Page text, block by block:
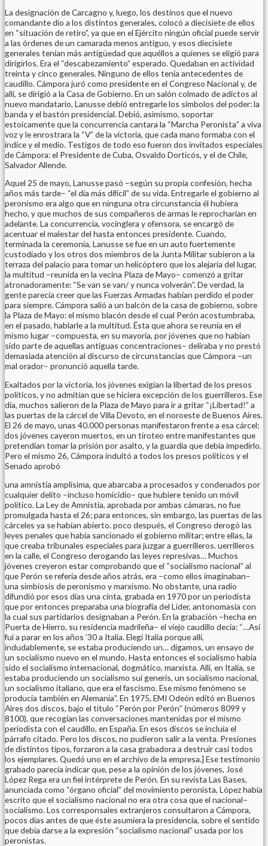
La designación de Carcagno y, luego, los destinos que el nuevo
comandante dio a los distintos generales, colocó a diecisiete de ellos
en “situación de retiro”, ya que en el Ejército ningún oficial puede servir
a las órdenes de un camarada menos antiguo, y esos diecisiete
generales tenían más antigüedad que aquéllos a quienes se eligió para
dirigirlos. Era el “descabezamiento” esperado. Quedaban en actividad
treinta y cinco generales. Ninguno de ellos tenía antecedentes de
caudillo. Cámpora juró como presidente en el Congreso Nacional y, de
allí, se dirigió a la Casa de Gobierno. En un salón colmado de adictos al
nuevo mandatario, Lanusse debió entregarle los símbolos del poder: la
banda y el bastón presidencial. Debió, asimismo, soportar
estoicamente que la concurrencia cantara la “Marcha Peronista” a viva
voz y le enrostrara la “V” de la victoria, que cada mano formaba con el
índice y el medio. Testigos de todo eso fueron dos invitados especiales
de Cámpora: el Presidente de Cuba, Osvaldo Dorticós, y el de Chile,
Salvador Allende.
Aquel 25 de mayo, Lanusse pasó –según su propia confesión, hecha
años más tarde– “el día más difícil” de su vida. Entregarle el gobierno al
peronismo era algo que en ninguna otra circunstancia él hubiera
hecho, y que muchos de sus compañeros de armas le reprocharían en
adelante. La concurrencia, vocinglera y ofensora, se encargó de
acentuar el malestar del hasta entonces presidente. Cuando,
terminada la ceremonia, Lanusse se fue en un auto fuertemente
custodiado y los otros dos miembros de la Junta Militar subieron a la
terraza del palacio para tomar un helicóptero que los alejaría del lugar,
la multitud –reunida en la vecina Plaza de Mayo– comenzó a gritar
atronadoramente: “Se van se van/ y nunca volverán”. De verdad, la
gente parecía creer que las Fuerzas Armadas habían perdido el poder
para siempre. Cámpora salió a un balcón de la casa de gobierno, sobre
la Plaza de Mayo: el mismo blacón desde el cual Perón acostumbraba,
en el pasado, hablarle a la multitud. Ésta que ahora se reunía en el
mismo lugar –compuesta, en su mayoría, por jóvenes que no habían
sido parte de aquellas antiguas concentraciones– deliraba y no prestó
demasiada atención al discurso de circunstancias que Cámpora –un
mal orador– pronunció aquella tarde.
Exaltados por la victoria, los jóvenes exigían la libertad de los presos
políticos, y no admitían que se hiciera excepción de los guerrilleros. Ese
día, muchos salieron de la Plaza de Mayo para ir a gritar “¡Libertad!” a
las puertas de la cárcel de Villa Devoto, en el noroeste de Buenos Aires.
El 26 de mayo, unas 40.000 personas manifestaron frente a esa cárcel;
dos jóvenes cayeron muertos, en un tiroteo entre manifestantes que
pretendían tomar la prisión por asalto, y la guardia que debía impedirlo.
Pero el mismo 26, Cámpora indultó a todos los presos políticos y el
Senado aprobó
una amnistía amplísima, que abarcaba a procesados y condenados por
cualquier delito –incluso homicidio– que hubiere tenido un móvil
político. La Ley de Amnistía, aprobada por ambas cámaras, no fue
promulgada hasta el 26; para entonces, sin embargo, las puertas de las
cárceles ya se habían abierto. poco después, el Congreso derogó las
leyes penales que había sancionado el gobierno militar; entre ellas, la
que creaba tribunales especiales para juzgar a guerrilleros. uerrilleros
en la calle, el Congreso derogando las leyes represivas… Muchos
jóvenes creyeron estar comprobando que el “socialismo nacional” al
que Perón se refería desde años atrás, era –como ellos imaginaban–
una simbiosis de peronismo y marxismo. No obstante, una radio
difundió por esos días una cinta, grabada en 1970 por un periodista
que por entonces preparaba una biografía del Líder, antonomasia con
la cual sus partidarios designaban a Perón. En la grabación –hecha en
Puerta de Hierro, su residencia madrileña– el viejo caudillo decía: “…Así
fui a parar en los años ’30 a Italia. Elegí Italia porque allí,
indudablemente, se estaba produciendo un… digamos, un ensayo de
un socialismo nuevo en el mundo. Hasta entonces el socialismo había
sido el socialismo internacional, dogmático, marxista. Allí, en Italia, se
estaba produciendo un socialismo sui generis, un socialismo nacional,
un socialismo italiano, que era el fascismo. Ese mismo fenómeno se
producía también en Alemania”. En 1975, EMI Odeón editó en Buenos
Aires dos discos, bajo el título “Perón por Perón” (números 8099 y
8100), que recogían las conversaciones mantenidas por el mismo
periodista con el caudillo, en España. En esos discos se incluía el
párrafo citado. Pero los discos, no pudieron salir a la venta. Presiones
de distintos tipos, forzaron a la casa grabadora a destruir casi todos
los ejemplares. Quedó uno en el archivo de la empresa.] Ese testimonio
grabado parecía indicar que, pese a la opinión de los jóvenes, José
López Rega era un fiel intérprete de Perón. En su revista Las Bases,
anunciada como “órgano oficial” del movimiento peronista, López había
escrito que el socialismo nacional no era otra cosa que el nacional–
socialismo. Los corresponsales extranjeros consultaron a Cámpora,
pocos días antes de que éste asumiera la presidencia, sobre el sentido
que debía darse a la expresión “socialismo nacional” usada por los
peronistas.